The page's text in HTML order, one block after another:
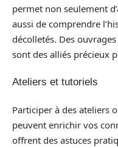
permet non seulement
aussi de comprendre
décolletés. Des
sont des alliés précieux
Ateliers et tutoriels
Participer à des ateliers
peuvent enrichir vos
offrent des astuces